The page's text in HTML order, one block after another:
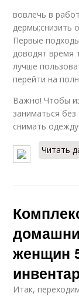
вовлечь в
дермы;снизить
Первые
доводят время
лучше
перейти на
Важно! Чтобы
заниматься
снимать одежду.
Читать
женщин
Итак,